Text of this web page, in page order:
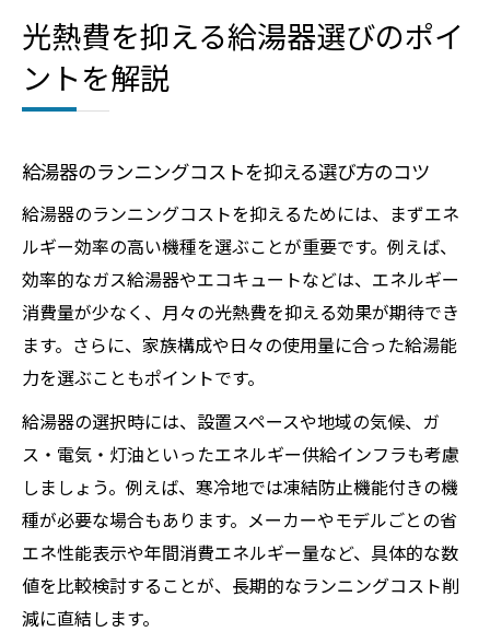
光熱費を抑える給湯器選びのポイ
ントを解説
給湯器のランニングコストを抑える選び方のコツ
給湯器のランニングコストを抑えるためには、まずエネ
ルギー効率の高い機種を選ぶことが重要です。例えば、
効率的なガス給湯器やエコキュートなどは、エネルギー
消費量が少なく、月々の光熱費を抑える効果が期待でき
ます。さらに、家族構成や日々の使用量に合った給湯能
力を選ぶこともポイントです。
給湯器の選択時には、設置スペースや地域の気候、ガ
ス・電気・灯油といったエネルギー供給インフラも考慮
しましょう。例えば、寒冷地では凍結防止機能付きの機
種が必要な場合もあります。メーカーやモデルごとの省
エネ性能表示や年間消費エネルギー量など、具体的な数
値を比較検討することが、長期的なランニングコスト削
減に直結します。